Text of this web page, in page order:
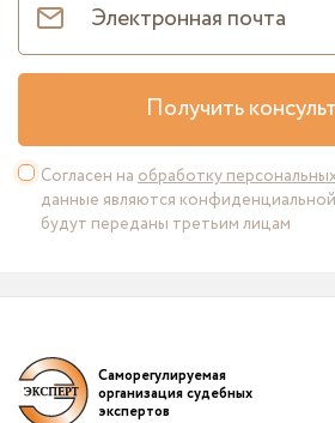
Получить
Согласен на обработку
данные являются
будут переданы третьим лицам
Саморегулируемая
организация судебных
экспертов